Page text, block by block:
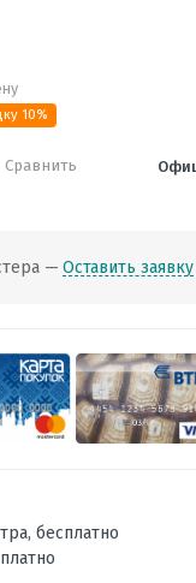
10%
Сравнить
— Оставить заявку
бесплатно